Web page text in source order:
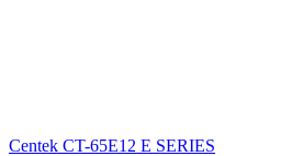
Centek CT-65E12 E SERIES